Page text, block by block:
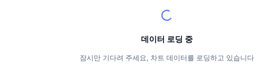
데이터 로딩 중
잠시만 기다려 주세요, 차트 데이터를 로딩하고 있습니다